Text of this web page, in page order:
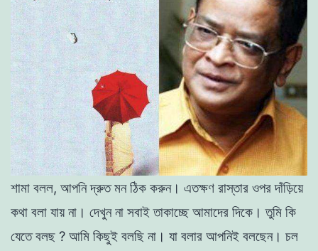
শামা বলল, আপনিদ্রুতমনঠিক করুন। এতক্ষণ রাস্তার ওপরদাঁড়িয়ে
কথা বলা যায়না । দেখুননা সবাইতাকাচ্ছেআমাদের দিকে ।তুমি কি
যেতেবলছ ? আমি কিছুই বলছি না । যা বলার আপনিই বলছেন। চল